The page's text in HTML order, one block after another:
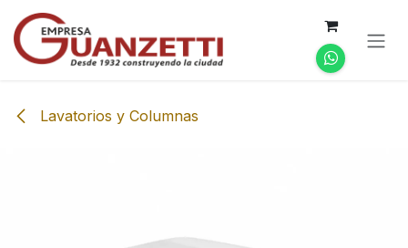
Ir al contenido
Lavatorios y Columnas